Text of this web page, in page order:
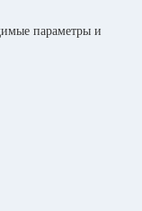
параметры и